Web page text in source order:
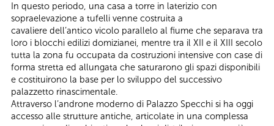
In questo periodo, una casa a torre in laterizio con
sopraelevazione a tufelli venne costruita a
cavaliere dell’antico vicolo parallelo al fiume che separava tra
loro i blocchi edilizi domizianei, mentre tra il XII e il XIII secolo
tutta la zona fu occupata da costruzioni intensive con case di
forma stretta ed allungata che saturarono gli spazi disponibili
e costituirono la base per lo sviluppo del successivo
palazzetto rinascimentale.
Attraverso l’androne moderno di Palazzo Specchi si ha oggi
accesso alle strutture antiche, articolate in una complessa